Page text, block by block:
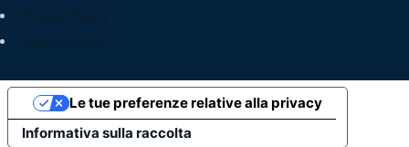
Privacy Policy
Cookie Policy
Informativa sulla raccolta
Le tue preferenze relative alla privacy